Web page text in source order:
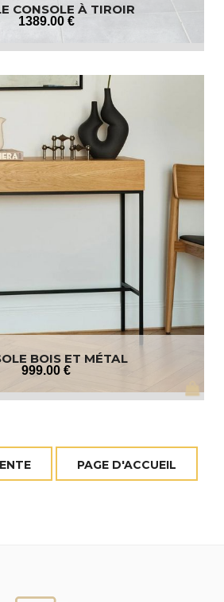
CONSOLE À TIROIR
1389.00 €
BOIS ET MÉTAL
999.00 €